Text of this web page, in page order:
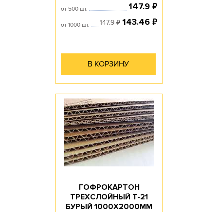
от 500 шт. 147.9 ₽
от 1000 шт. 147.9₽ 143.46 ₽
В КОРЗИНУ
ГОФРОКАРТОН
ТРЕХСЛОЙНЫЙ Т-21
БУРЫЙ 1000Х2000ММ